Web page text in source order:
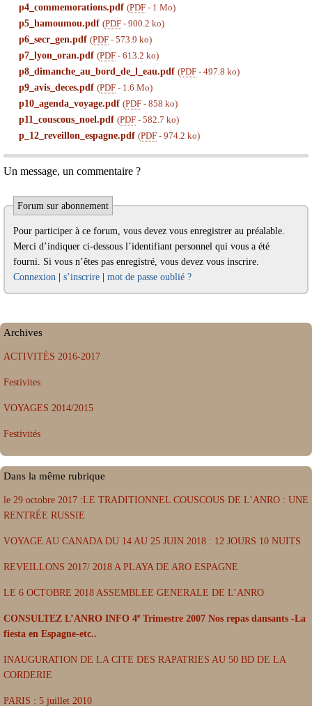
p4_commemorations.pdf (PDF- 1 Mo)
p5_hamoumou.pdf (PDF- 900.2 ko)
p6_secr_gen.pdf (PDF- 573.9 ko)
p7_lyon_oran.pdf (PDF- 613.2 ko)
p8_dimanche_au_bord_de_l_eau.pdf (PDF- 497.8 ko)
p9_avis_deces.pdf (PDF- 1.6 Mo)
p10_agenda_voyage.pdf (PDF- 858 ko)
p11_couscous_noel.pdf (PDF- 582.7 ko)
p_12_reveillon_espagne.pdf (PDF- 974.2 ko)
Un message, un commentaire ?
Forum sur abonnement
Pour participer à ce forum, vous devez vous enregistrer au préalable.
Merci d’indiquer ci-dessous l’identifiant personnel qui vous a été
fourni. Si vous n’êtes pas enregistré, vous devez vous inscrire.
Connexion | s’inscrire | mot de passe oublié ?
Archives
ACTIVITÉS 2016-2017
Festivites
VOYAGES 2014/2015
Festivités
Dans la même rubrique
le 29 octobre 2017 :LE TRADITIONNEL COUSCOUS DE L’ANRO : UNE
RENTRÉE RUSSIE
VOYAGE AU CANADA DU 14 AU 25 JUIN 2018 : 12 JOURS 10 NUITS
REVEILLONS 2017/ 2018 A PLAYA DE ARO ESPAGNE
LE 6 OCTOBRE 2018 ASSEMBLEE GENERALE DE L’ANRO
CONSULTEZ L’ANRO INFO 4e Trimestre 2007 Nos repas dansants -La
fiesta en Espagne-etc..
INAUGURATION DE LA CITE DES RAPATRIES AU 50 BD DE LA
CORDERIE
PARIS : 5 juillet 2010